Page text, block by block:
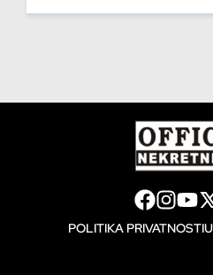
POLITIKA PRIVATNOSTI